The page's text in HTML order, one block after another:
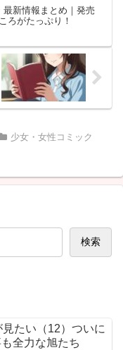
最新情報まとめ｜発売
ろがたっぷり！
少女・女性コミック
検索
たい（12）ついに
全力な旭たち